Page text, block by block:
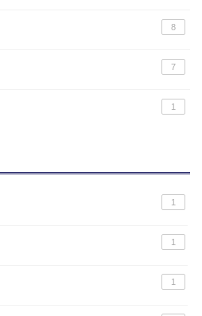
8
7
1
1
1
1